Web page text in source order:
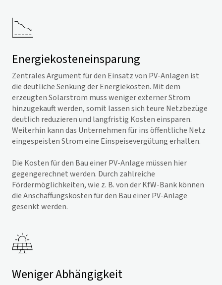
Energiekosteneinsparung
Zentrales Argument für den Einsatz von PV-Anlagen ist
die deutliche Senkung der Energiekosten. Mit dem
erzeugten Solarstrom muss weniger externer Strom
hinzugekauft werden, somit lassen sich teure Netzbezüge
deutlich reduzieren und langfristig Kosten einsparen.
Weiterhin kann das Unternehmen für ins öffentliche Netz
eingespeisten Strom eine Einspeisevergütung erhalten.
Die Kosten für den Bau einer PV-Anlage müssen hier
gegengerechnet werden. Durch zahlreiche
Fördermöglichkeiten, wie z. B. von der KfW-Bank können
die Anschaffungskosten für den Bau einer PV-Anlage
gesenkt werden.
Weniger Abhängigkeit